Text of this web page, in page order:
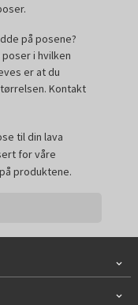
på posene?
i hvilken
er at du
Kontakt
til din lava
for våre
produktene.